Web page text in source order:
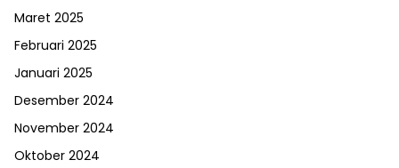
Maret 2025
Februari 2025
Januari 2025
Desember 2024
November 2024
Oktober 2024